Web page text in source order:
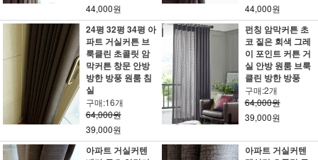
44,000원
44,000원
24평 32평 34평 아
파트 거실커튼 브
룩클린 초콜릿 암
막커튼 창문 안방
방한 방풍 원룸 침
실
구매:16개
64,000원
39,000원
펀칭 암막커튼 초
코 짙은 회색 그레
이 포인트 커튼 거
실 안방 원룸 브룩
클린 방한 방풍
구매:2개
64,000원
39,000원
아파트 거실커텐
아파트 거실커텐